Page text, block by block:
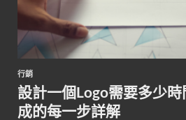
行銷
設計一個Logo需要多少
成的每一步詳解